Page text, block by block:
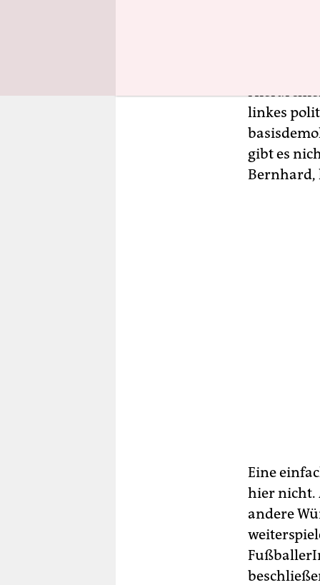
sich in
Szene
linkes
gibt es
Bernhard,
Eine
hier nicht.
andere